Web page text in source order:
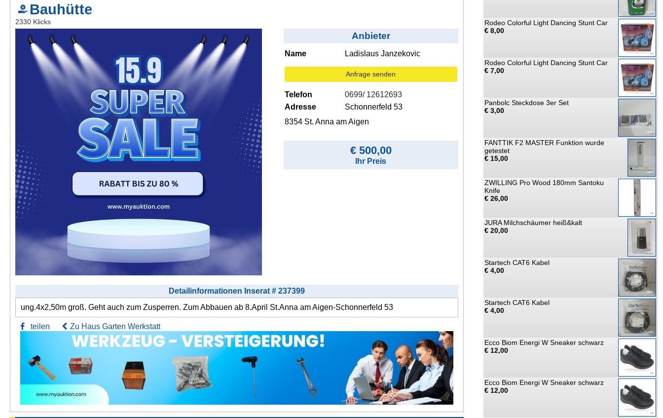
Kontakt
AGB, Nutzungsbedingungen
Impressum
Rodeo Colorful Light Dancing Stunt Car
€ 8,00
Rodeo Colorful Light Dancing Stunt Car
€ 7,00
Panbolc Steckdose 3er Set
€ 3,00
FANTTIK F2 MASTER Funktion wurde
getestet
€ 15,00
ZWILLING Pro Wood 180mm Santoku
Knife
€ 26,00
JURA Milchschäumer heiß&kalt
€ 20,00
Startech CAT6 Kabel
€ 4,00
Startech CAT6 Kabel
€ 4,00
Ecco Biom Energi W Sneaker schwarz
€ 12,00
Ecco Biom Energi W Sneaker schwarz
€ 12,00
Bauhütte
2330 Klicks
Anbieter
Name Ladislaus Janzekovic
Anfrage senden
Telefon
0699/ 12612693
Adresse
Schonnerfeld 53
8354 St. Anna am Aigen
€ 500,00
Ihr Preis
Detailinformationen Inserat # 237399
ung.4x2,50m groß. Geht auch zum Zusperren. Zum Abbauen ab 8.April St.Anna am Aigen-Schonnerfeld 53
teilen Zu Haus Garten Werkstatt